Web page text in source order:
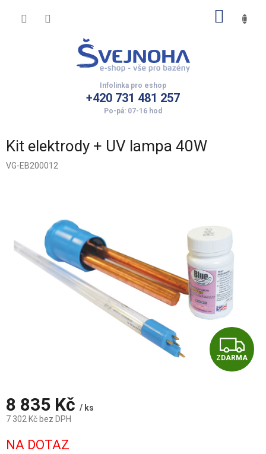
+420 731 481 257
Kit elektrody + UV lampa 40W
VG-EB200012
Z
D
ZDARMA
8 835 Kč / ks
7 302 Kč bez DPH
cena:
NA DOTAZ